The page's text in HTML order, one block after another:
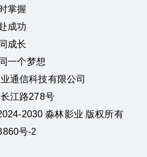
掌握
成功
成长
一个梦想
通信科技有限公司
江路278号
2030 淼林影业 版权所有
号-2